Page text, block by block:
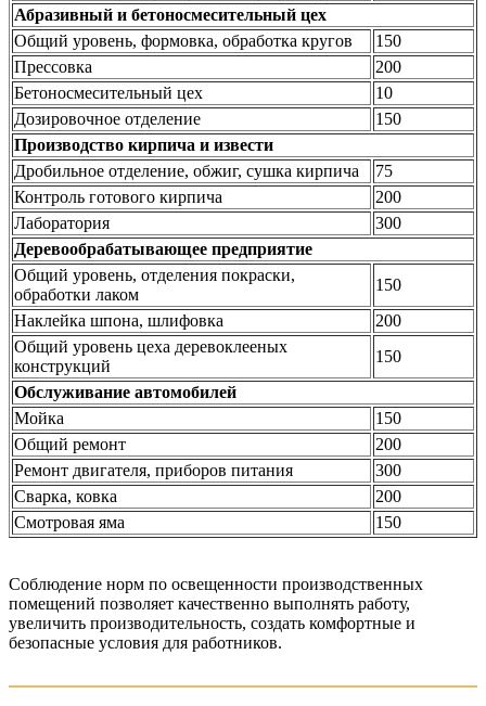
Абразивный и бетоносмесительный цех
Общий уровень, формовка, обработка кругов
150
Прессовка
200
Бетоносмесительный цех
10
Дозировочное отделение
150
Производство кирпича и извести
Дробильное отделение, обжиг, сушка кирпича
75
Контроль готового кирпича
200
Лаборатория
300
Деревообрабатывающее предприятие
Общий уровень, отделения покраски,
обработки лаком
150
Наклейка шпона, шлифовка
200
Общий уровень цеха деревоклееных
конструкций
150
Обслуживание автомобилей
Мойка
150
Общий ремонт
200
Ремонт двигателя, приборов питания
300
Сварка, ковка
200
Смотровая яма
150
Соблюдение норм по освещенности производственных
помещений позволяет качественно выполнять работу,
увеличить производительность, создать комфортные и
безопасные условия для работников.